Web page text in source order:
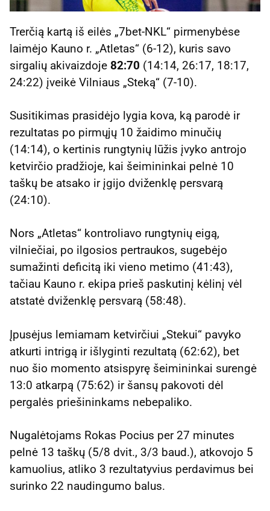
Trerčią kartą iš eilės „7bet-NKL“ pirmenybėse
laimėjo Kauno r. „Atletas“ (6-12), kuris savo
sirgalių akivaizdoje 82:70 (14:14, 26:17, 18:17,
24:22) įveikė Vilniaus „Steką“ (7-10).
Susitikimas prasidėjo lygia kova, ką parodė ir
rezultatas po pirmųjų 10 žaidimo minučių
(14:14), o kertinis rungtynių lūžis įvyko antrojo
ketvirčio pradžioje, kai šeimininkai pelnė 10
taškų be atsako ir įgijo dviženklę persvarą
(24:10).
Nors „Atletas“ kontroliavo rungtynių eigą,
vilniečiai, po ilgosios pertraukos, sugebėjo
sumažinti deficitą iki vieno metimo (41:43),
tačiau Kauno r. ekipa prieš paskutinį kėlinį vėl
atstatė dviženklę persvarą (58:48).
Įpusėjus lemiamam ketvirčiui „Stekui“ pavyko
atkurti intrigą ir išlyginti rezultatą (62:62), bet
nuo šio momento atsispyrę šeimininkai surengė
13:0 atkarpą (75:62) ir šansų pakovoti dėl
pergalės priešininkams nebepaliko.
Nugalėtojams Rokas Pocius per 27 minutes
pelnė 13 taškų (5/8 dvit., 3/3 baud.), atkovojo 5
kamuolius, atliko 3 rezultatyvius perdavimus bei
surinko 22 naudingumo balus.